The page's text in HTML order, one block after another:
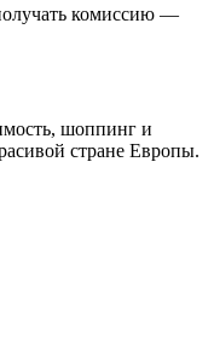
комиссию —
шоппинг и
стране Европы.